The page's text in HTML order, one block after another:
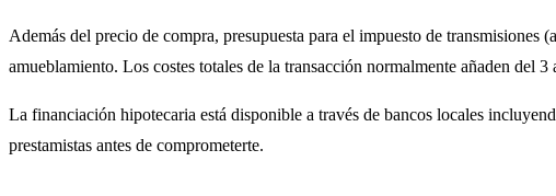
Además del precio de compra, presupuesta para el impuesto de
amueblamiento. Los costes totales de la transacción normalmente añaden del
La financiación hipotecaria está disponible a través de bancos locales
prestamistas antes de comprometerte.